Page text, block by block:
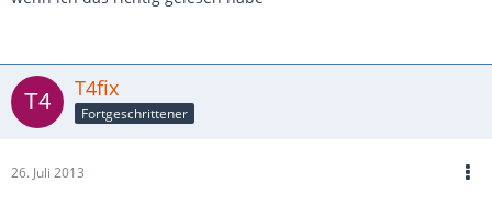
T4fix
Fortgeschrittener
26. Juli 2013